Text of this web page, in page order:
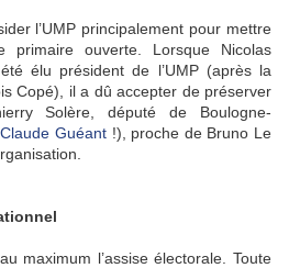
l’UMP principalement pour mettre
ouverte. Lorsque Nicolas
élu président de l’UMP (après la
Copé), il a dû accepter de préserver
Solère, député de Boulogne-
Claude Guéant !), proche de Bruno Le
maximum l’assise électorale. Toute